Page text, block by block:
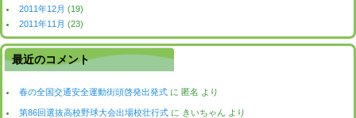
2011年12月 (19)
2011年11月 (23)
最近のコメント
春の全国交通安全運動街頭啓発出発式 に 匿名 より
第86回選抜高校野球大会出場校壮行式 に きいちゃん より